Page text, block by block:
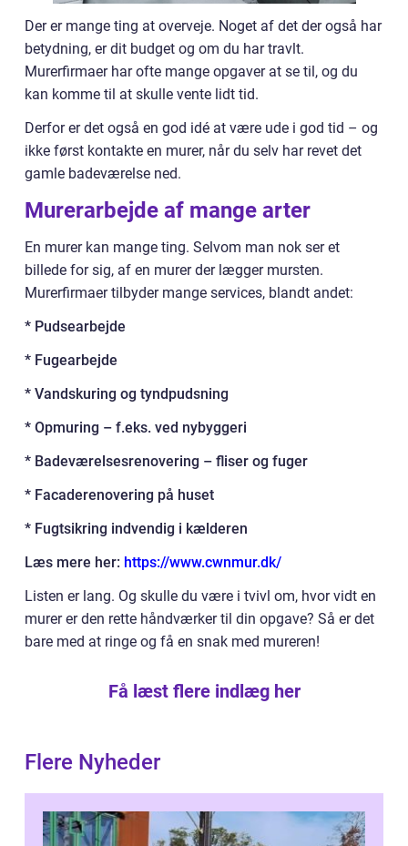
Der er mange ting at overveje. Noget af det der også har
betydning, er dit budget og om du har travlt.
Murerfirmaer har ofte mange opgaver at se til, og du
kan komme til at skulle vente lidt tid.
Derfor er det også en god idé at være ude i god tid – og
ikke først kontakte en murer, når du selv har revet det
gamle badeværelse ned.
Murerarbejde af mange arter
En murer kan mange ting. Selvom man nok ser et
billede for sig, af en murer der lægger mursten.
Murerfirmaer tilbyder mange services, blandt andet:
* Pudsearbejde
* Fugearbejde
* Vandskuring og tyndpudsning
* Opmuring – f.eks. ved nybyggeri
* Badeværelsesrenovering – fliser og fuger
* Facaderenovering på huset
* Fugtsikring indvendig i kælderen
Læs mere her: https://www.cwnmur.dk/
Listen er lang. Og skulle du være i tvivl om, hvor vidt en
murer er den rette håndværker til din opgave? Så er det
bare med at ringe og få en snak med mureren!
Få læst flere indlæg her
Flere Nyheder